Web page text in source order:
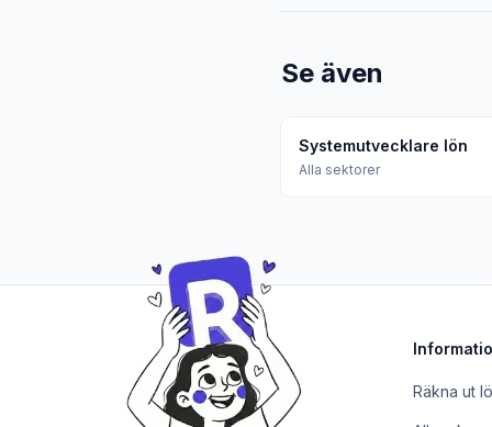
Se även
Systemutvecklare lön
Alla sektorer
Räkna ut